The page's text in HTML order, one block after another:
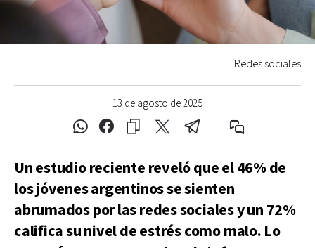
13 de agosto de 2025
Redes sociales
Un estudio reciente reveló que el 46% de
los jóvenes argentinos se sienten
abrumados por las redes sociales y un 72%
califica su nivel de estrés como malo. Lo